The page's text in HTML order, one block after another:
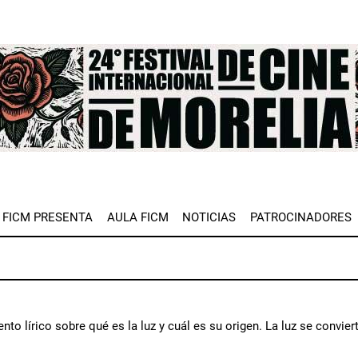
FICM PRESENTA AULA FICM NOTICIAS PATROCINADORES
lírico sobre qué es la luz y cuál es su origen. La luz se